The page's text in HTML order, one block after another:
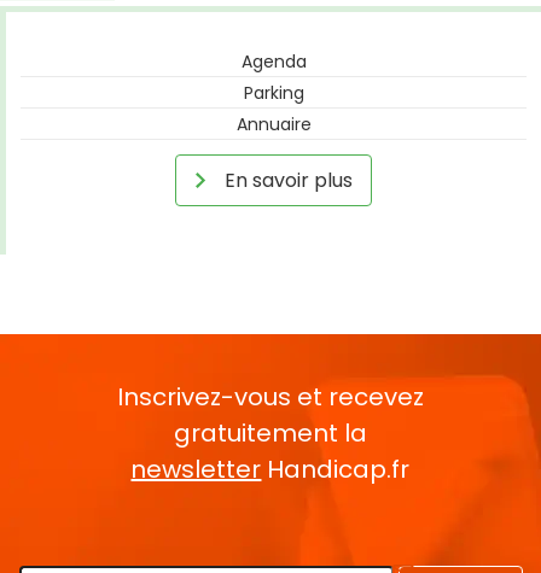
Agenda
Parking
Annuaire
En savoir plus
Inscrivez-vous et recevez
gratuitement la
newsletter Handicap.fr